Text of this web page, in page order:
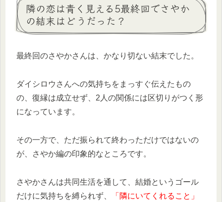
隣の恋は青く見える5最終回でさやか
の結末はどうだった？
最終回のさやかさんは、かなり切ない結末でした。
ダイシロウさんへの気持ちをまっすぐ伝えたもの
の、復縁は成立せず、2人の関係には区切りがつく形
になっています。
その一方で、ただ振られて終わっただけではないの
が、さやか編の印象的なところです。
さやかさんは共同生活を通して、結婚というゴール
だけに気持ちを縛られず、
「隣にいてくれること」